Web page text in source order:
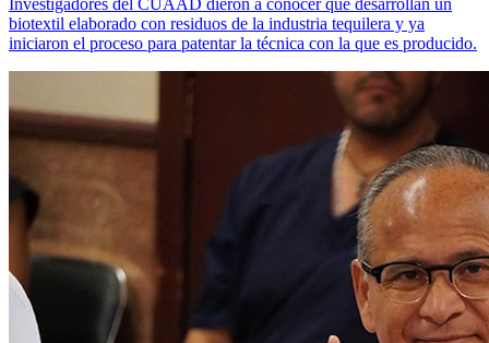
biotextil elaborado con residuos de la industria tequilera y ya
iniciaron el proceso para patentar la técnica con la que es producido.